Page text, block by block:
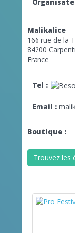
Malikalice
166 rue de la
84200
France
Tel :
Email :
Boutique :
Trouvez les